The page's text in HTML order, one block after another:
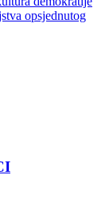
opsjednutog